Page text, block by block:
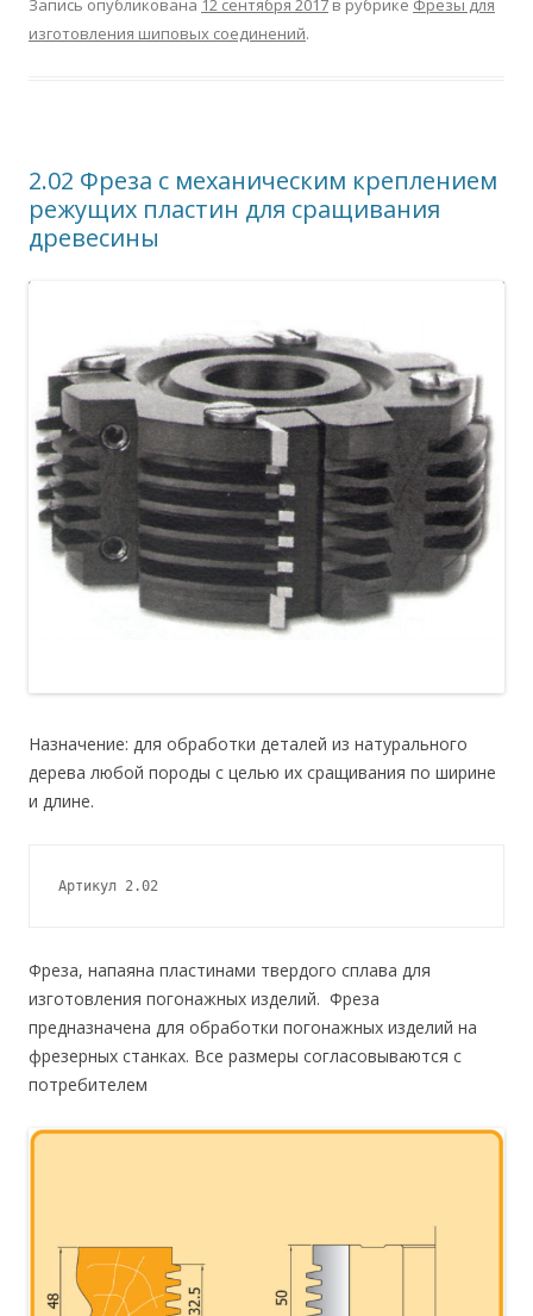
изготовления шиповых соединений.
2.02 Фреза с механическим креплением
режущих пластин для сращивания
древесины
Назначение: для обработки деталей из натурального
дерева любой породы с целью их сращивания по ширине
и длине.
Артикул 2.02
Фреза, напаяна пластинами твердого сплава для
изготовления погонажных изделий. Фреза
предназначена для обработки погонажных изделий на
фрезерных станках. Все размеры согласовываются с
потребителем